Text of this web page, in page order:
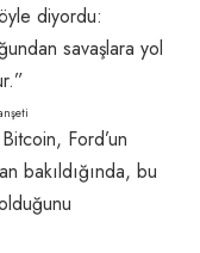
diyordu:
savaşlara yol
Ford’un
bakıldığında, bu